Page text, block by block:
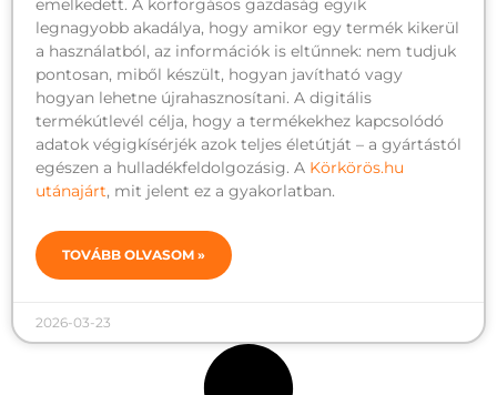
emelkedett. A körforgásos gazdaság egyik
legnagyobb akadálya, hogy amikor egy termék kikerül
a használatból, az információk is eltűnnek: nem tudjuk
pontosan, miből készült, hogyan javítható vagy
hogyan lehetne újrahasznosítani. A digitális
termékútlevél célja, hogy a termékekhez kapcsolódó
adatok végigkísérjék azok teljes életútját – a gyártástól
egészen a hulladékfeldolgozásig. A Körkörös.hu
utánajárt, mit jelent ez a gyakorlatban.
TOVÁBB OLVASOM »
2026-03-23